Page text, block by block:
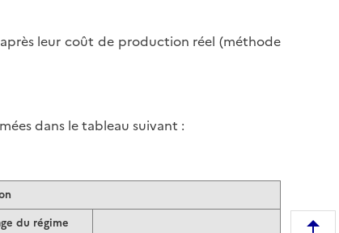
leur coût de production réel (méthode
dans le tableau suivant :
du régime